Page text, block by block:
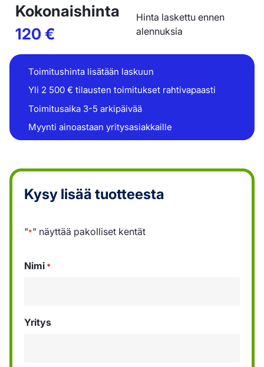
Kokonaishinta
120€
Hinta laskettu ennen
alennuksia
Toimitushinta lisätään laskuun
Yli 2 500 € tilausten toimitukset rahtivapaasti
Toimitusaika 3-5 arkipäivää
Myynti ainoastaan yritysasiakkaille
Kysy lisää tuotteesta
"*" näyttää pakolliset kentät
Nimi *
Yritys